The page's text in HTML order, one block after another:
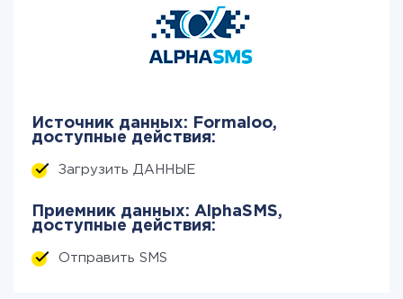
Источник данных: Formaloo,
доступные действия:
Загрузить ДАННЫЕ
Приемник данных: AlphaSMS,
доступные действия:
Отправить SMS